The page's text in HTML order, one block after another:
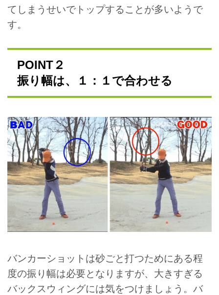
てしまうせいでトップすることが多いようで
す。
POINT２
振り幅は、１：１で合わせる
バンカーショットは砂ごと打つためにある程
度の振り幅は必要となりますが、大きすぎる
バックスウィングには気をつけましょう。バ